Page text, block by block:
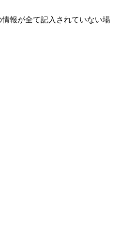
報が全て記入されていない場